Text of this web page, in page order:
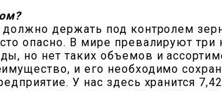
должно держать под контролем
опасно. В мире превалируют
но нет таких объемов и
и его необходимо
У нас здесь хранится